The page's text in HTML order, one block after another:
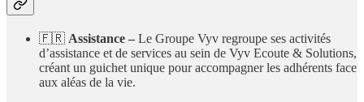
🇫🇷 Assistance – Le Groupe Vyv regroupe ses activités
d’assistance et de services au sein de Vyv Ecoute & Solutions,
créant un guichet unique pour accompagner les adhérents face
aux aléas de la vie.